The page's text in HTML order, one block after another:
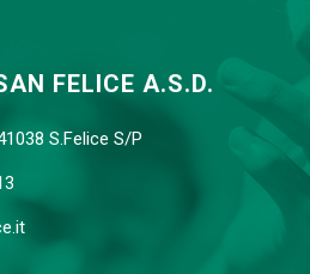
FELICE A.S.D.
S.Felice S/P